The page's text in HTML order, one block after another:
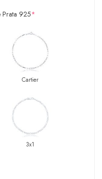
Prata 925*
Cartier
3x1